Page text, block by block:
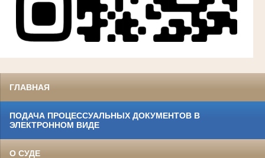
ГЛАВНАЯ
ПОДАЧА ПРОЦЕССУАЛЬНЫХ ДОКУМЕНТОВ В
ЭЛЕКТРОННОМ ВИДЕ
О СУДЕ